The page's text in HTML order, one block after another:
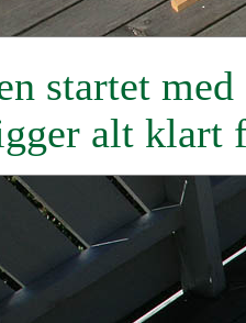
startet
alt klart